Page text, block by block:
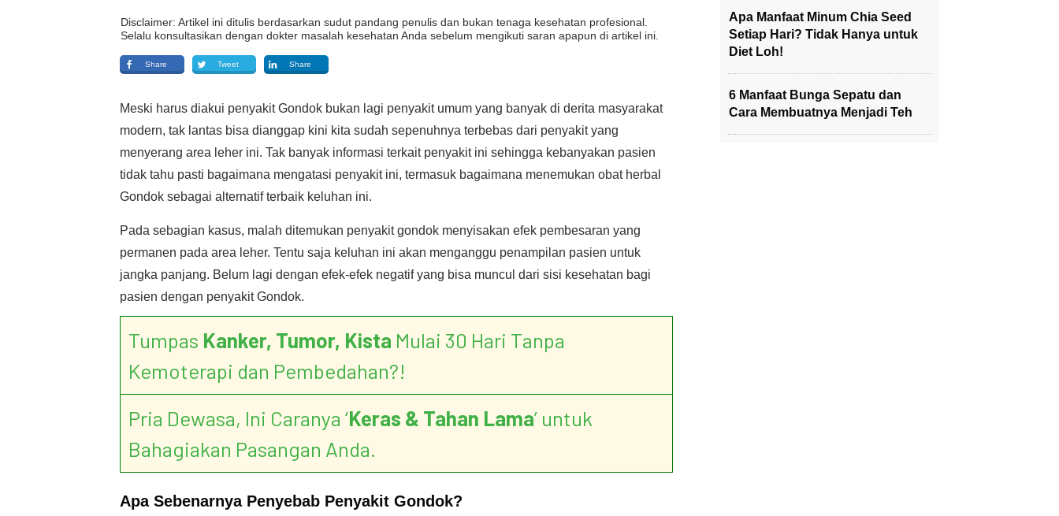
Disclaimer: Artikel ini ditulis berdasarkan sudut pandang penulis dan bukan tenaga kesehatan profesional.
Selalu konsultasikan dengan dokter masalah kesehatan Anda sebelum mengikuti saran apapun di artikel ini.
Share Tweet Share
Meski harus diakui penyakit Gondok bukan lagi penyakit umum yang banyak di derita masyarakat
modern, tak lantas bisa dianggap kini kita sudah sepenuhnya terbebas dari penyakit yang
menyerang area leher ini. Tak banyak informasi terkait penyakit ini sehingga kebanyakan pasien
tidak tahu pasti bagaimana mengatasi penyakit ini, termasuk bagaimana menemukan obat herbal
Gondok sebagai alternatif terbaik keluhan ini.
Pada sebagian kasus, malah ditemukan penyakit gondok menyisakan efek pembesaran yang
permanen pada area leher. Tentu saja keluhan ini akan menganggu penampilan pasien untuk
jangka panjang. Belum lagi dengan efek-efek negatif yang bisa muncul dari sisi kesehatan bagi
pasien dengan penyakit Gondok.
Tumpas Kanker, Tumor, Kista Mulai 30 Hari Tanpa
Kemoterapi dan Pembedahan?!
Pria Dewasa, Ini Caranya ‘Keras & Tahan Lama’ untuk
Bahagiakan Pasangan Anda.
Apa Sebenarnya Penyebab Penyakit Gondok?
Apa Manfaat Minum Chia Seed
Setiap Hari? Tidak Hanya untuk
Diet Loh!
6 Manfaat Bunga Sepatu dan
Cara Membuatnya Menjadi Teh